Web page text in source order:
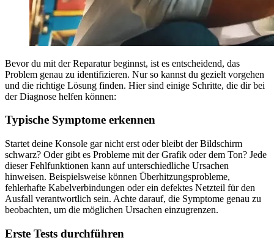
Bevor du mit der Reparatur beginnst, ist es entscheidend, das
Problem genau zu identifizieren. Nur so kannst du gezielt vorgehen
und die richtige Lösung finden. Hier sind einige Schritte, die dir bei
der Diagnose helfen können:
Typische Symptome erkennen
Startet deine Konsole gar nicht erst oder bleibt der Bildschirm
schwarz? Oder gibt es Probleme mit der Grafik oder dem Ton? Jede
dieser Fehlfunktionen kann auf unterschiedliche Ursachen
hinweisen. Beispielsweise können Überhitzungsprobleme,
fehlerhafte Kabelverbindungen oder ein defektes Netzteil für den
Ausfall verantwortlich sein. Achte darauf, die Symptome genau zu
beobachten, um die möglichen Ursachen einzugrenzen.
Erste Tests durchführen